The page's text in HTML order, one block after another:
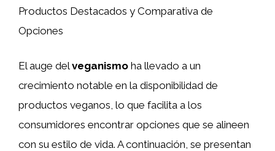
Productos Destacados y Comparativa de
Opciones
El auge delveganismo ha llevado a un
crecimiento notable en la disponibilidad de
productos veganos, lo que facilita a los
consumidores encontrar opciones que se alineen
con su estilo de vida. A continuación, se presentan